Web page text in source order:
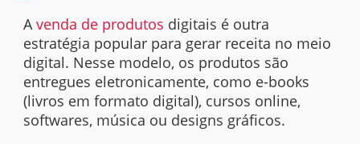
Avenda de produtos digitais é outra
estratégia popular para gerar receita no meio
digital. Nesse modelo, os produtos são
entregues eletronicamente, como e-books
(livros em formato digital), cursos online,
softwares, música ou designs gráficos.